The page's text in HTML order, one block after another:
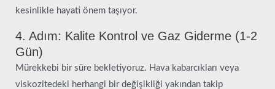
kesinlikle hayati önem taşıyor.
4. Adım: Kalite Kontrol ve Gaz Giderme (1-2
Gün)
Mürekkebi bir süre bekletiyoruz. Hava kabarcıkları veya
viskozitedeki herhangi bir değişikliği yakından takip